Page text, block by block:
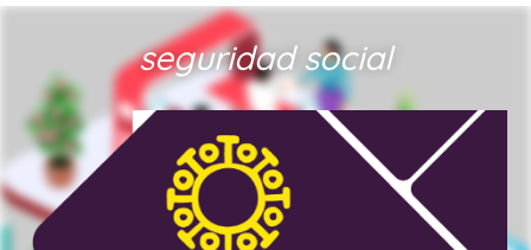
seguridad social